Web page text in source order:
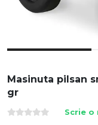
Masinuta pilsan
gr
Scrie o